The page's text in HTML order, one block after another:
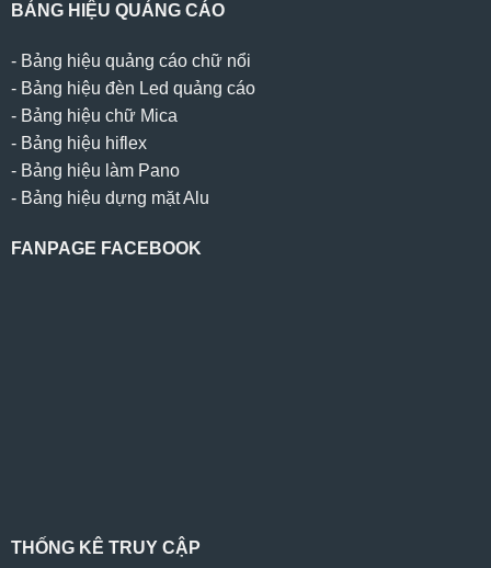
BẢNG HIỆU QUẢNG CÁO
- Bảng hiệu quảng cáo chữ nổi
- Bảng hiệu đèn Led quảng cáo
- Bảng hiệu chữ Mica
- Bảng hiệu hiflex
- Bảng hiệu làm Pano
- Bảng hiệu dựng mặt Alu
FANPAGE FACEBOOK
THỐNG KÊ TRUY CẬP